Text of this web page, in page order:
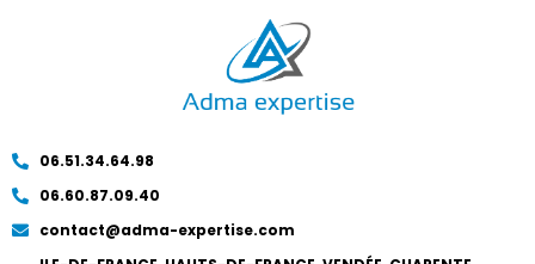
06.51.34.64.98
06.60.87.09.40
contact@adma-expertise.com